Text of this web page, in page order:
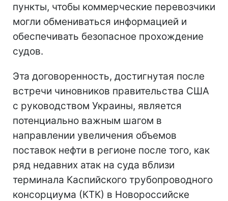
пункты, чтобы коммерческие перевозчики
могли обмениваться информацией и
обеспечивать безопасное прохождение
судов.
Эта договоренность, достигнутая после
встречи чиновников правительства США
с руководством Украины, является
потенциально важным шагом в
направлении увеличения объемов
поставок нефти в регионе после того, как
ряд недавних атак на суда вблизи
терминала Каспийского трубопроводного
консорциума (КТК) в Новороссийске